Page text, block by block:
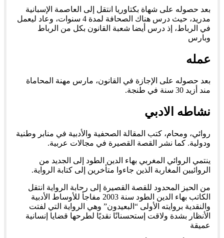
بعد حصوله على شهاة بكتاوريا انتقل إلى العاصمة الإسبانية
مدريد، حيث درس هناك الصحافة لمدة 4 سنوات، وعاد ليعمل
في الرباط، إذ درس أيضا شعبة القانون بكل من الرباط
وبارس
عمله
بعد حصوله على الإجازة في القانون، مارس مهنة المحاماة
مند أزيد 30 سنة في طنجة.
نشاطه الادبي
روائي، ومحام، كتب المقالة الصحفية والأدبية في منابر وطنية
ودولية. كما نشر القصة القصيرة في مجالات عربية.
ينتمي الروائي المغربي بهاء الدين الطود إلى الجديد من
الروائيين المغاربة الذين جاءوا متأخرين إلى كتابة الرواية.
من الحيز المحدود للقصة القصيرة إلى رحابة الرواية انتقل
الكاتب بهاء الدين الطود سنة 2003 مفاجأ للأوساط الأدبية
والنقدية بروايته الأولى “البعيدون” وهي الرواية التي لفتت
الأنظار بشدة ولاقت إستحسنانًا نقديًا لطرحها قضايا إنسانية
عميقة